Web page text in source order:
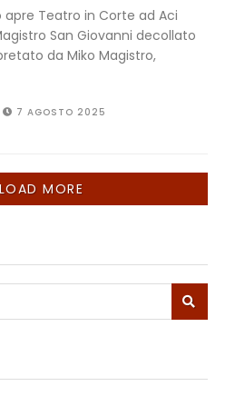
Teatro in Corte ad Aci
San Giovanni decollato
da Miko Magistro,
7 AGOSTO 2025
LOAD MORE